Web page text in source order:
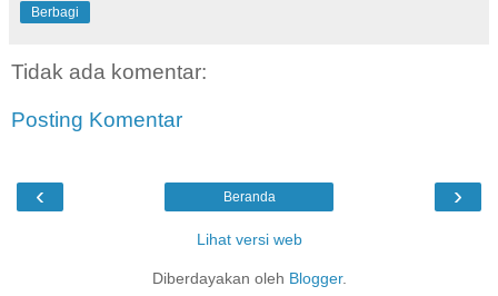
Berbagi
Tidak ada komentar:
Posting Komentar
‹ ›
Beranda
Lihat versi web
Diberdayakan oleh Blogger.